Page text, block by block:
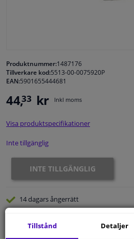
Bilvård & Tillbehör
Verkstad & Verktyg
Husbil, motorcykel, cykel & båt
Sensorer & Elsystem
Produktnummer:1487176
Tillverkare kod:5513-00-0075920P
EAN:5901655444681
44,33 kr Inkl moms
Visa produktspecifikationer
Inte tillgänglig
INTE TILLGÄNGLIG
14 dagarsångerrätt
Leverans inom 32 dagar
Tillstånd Detaljer